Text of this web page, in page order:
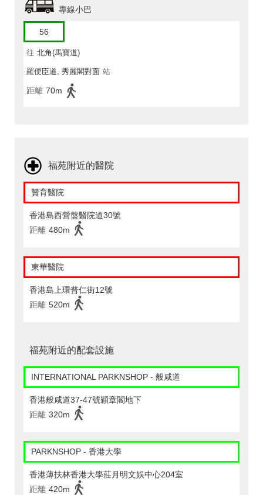
專線小巴
56
往 北角(馬寶道)
羅便臣道, 秀麗閣對面 站
距離 70m
福苑附近的醫院
贊育醫院
香港島西營盤醫院道30號
距離 480m
東華醫院
香港島上環普仁街12號
距離 520m
福苑附近的配套設施
INTERNATIONAL PARKNSHOP - 般咸道
香港般咸道37-47號穎章閣地下
距離 320m
PARKNSHOP - 香港大學
香港薄扶林香港大學莊月明文娛中心204室
距離 420m